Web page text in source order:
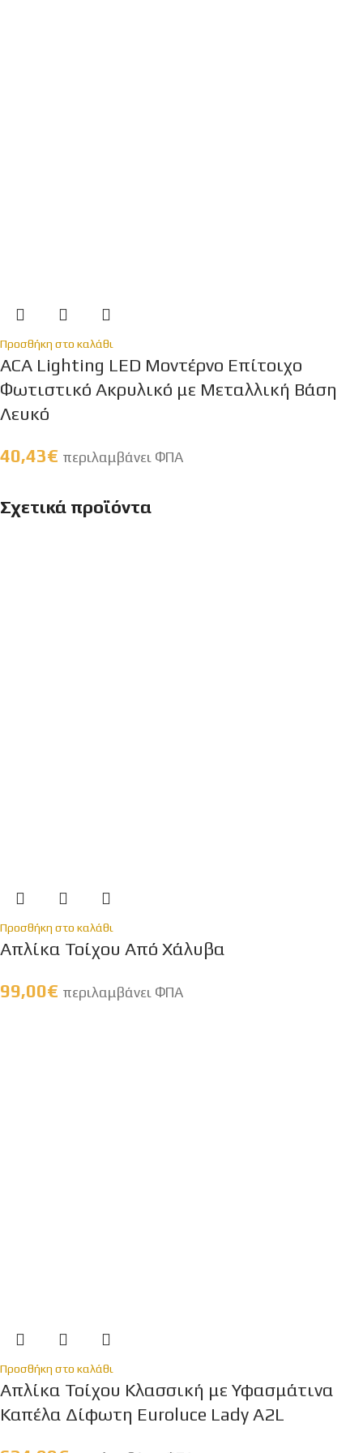
Προσθήκη στο καλάθι
ACA Lighting LED Μοντέρνο Επίτοιχο
Φωτιστικό Ακρυλικό με Μεταλλική Βάση
Λευκό
40,43€ περιλαμβάνει ΦΠΑ
Σχετικά προϊόντα
Προσθήκη στο καλάθι
Απλίκα Τοίχου Από Χάλυβα
99,00€ περιλαμβάνει ΦΠΑ
Προσθήκη στο καλάθι
Απλίκα Τοίχου Κλασσική με Υφασμάτινα
Καπέλα Δίφωτη Euroluce Lady A2L